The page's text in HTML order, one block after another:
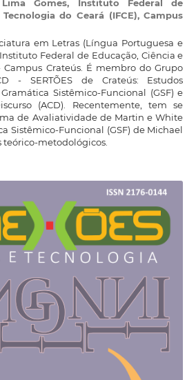
Gomes, Instituto Federal de
do Ceará (IFCE), Campus
em Letras (Língua Portuguesa e
Federal de Educação, Ciência e
Campus Crateús. É membro do Grupo
- SERTÕES de Crateús: Estudos
Sistêmico-Funcional (GSF) e
(ACD). Recentemente, tem se
de Avaliatividade de Martin e White
Sistêmico-Funcional (GSF) de Michael
teórico-metodológicos.